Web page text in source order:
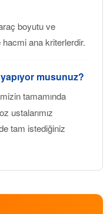
boyutu ve
ana kriterlerdir.
musunuz?
tamamında
ustalarımız
tam istediğiniz